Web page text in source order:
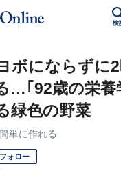
検
ボにならずに
…｢92歳の栄養
緑色の野菜
単に作れる
ォロー